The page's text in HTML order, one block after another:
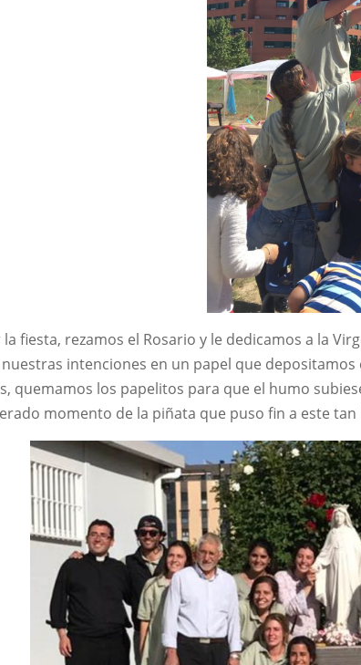
fiesta, rezamos el Rosario y le dedicamos a la
intenciones en un papel que
quemamos los papelitos para que el humo
momento de la piñata que puso fin a este